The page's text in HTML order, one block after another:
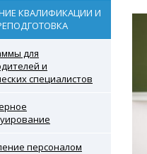
КВАЛИФИКАЦИИ И
для
и
специалистов
персоналом